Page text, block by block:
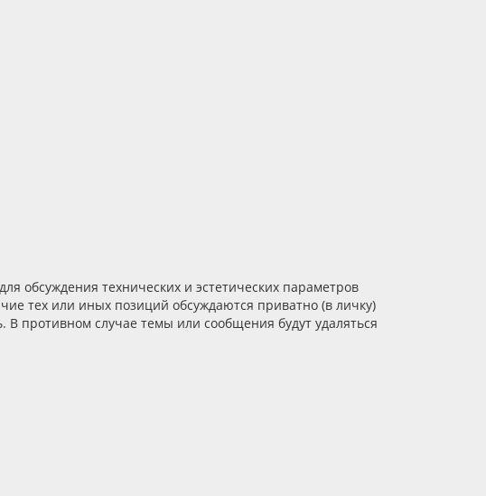
обсуждения технических и эстетических параметров
тех или иных позиций обсуждаются приватно (в личку)
противном случае темы или сообщения будут удаляться